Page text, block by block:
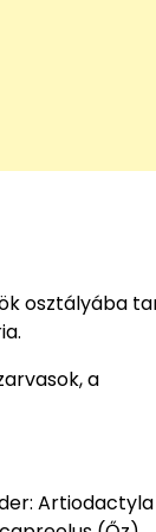
osztályába
a
Artiodactyla